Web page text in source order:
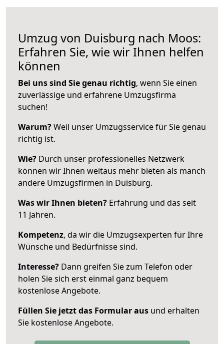
Umzug von Duisburg nach Moos:
Erfahren Sie, wie wir Ihnen helfen
können
Bei uns sind Sie genau richtig, wenn Sie einen
zuverlässige und erfahrene Umzugsfirma
suchen!
Warum?Weil unser Umzugsservice für Sie genau
richtig ist.
Wie? Durch unser professionelles Netzwerk
können wir Ihnen weitaus mehr bieten als manch
andere Umzugsfirmen in Duisburg.
Was wir Ihnen bieten? Erfahrung und das seit
11 Jahren.
Kompetenz, da wir die Umzugsexperten für Ihre
Wünsche und Bedürfnisse sind.
Interesse? Dann greifen Sie zum Telefon oder
holen Sie sich erst einmal ganz bequem
kostenlose Angebote.
Füllen Sie jetzt das Formular aus und erhalten
Sie kostenlose Angebote.